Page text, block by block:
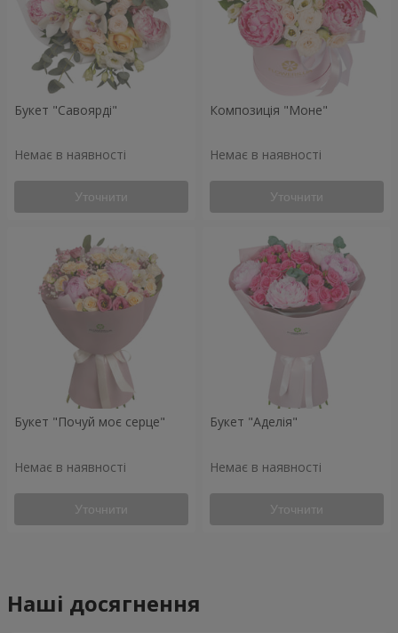
Букет "Савоярді"
Немає в наявності
Уточнити
Композиція "Моне"
Немає в наявності
Уточнити
Букет "Почуй моє серце"
Немає в наявності
Уточнити
Букет "Аделія"
Немає в наявності
Уточнити
Наші досягнення